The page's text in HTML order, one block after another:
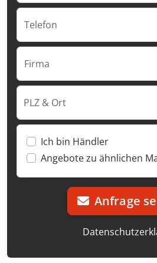
Telefon
Firma
PLZ & Ort
Ich bin Händler
Angebote zu ähnlichen
Anfrage